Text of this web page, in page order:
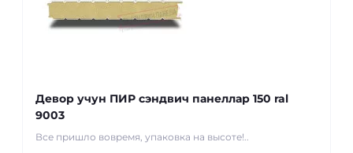
Девор учун ПИР сэндвич панеллар 150 ral
9003
Все пришло вовремя, упаковка на высоте!..